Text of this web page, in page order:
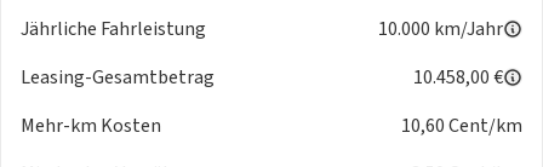
Jährliche Fahrleistung
10.000 km/Jahr
Leasing-Gesamtbetrag
10.458,00 €
Mehr-km Kosten
10,60 Cent/km